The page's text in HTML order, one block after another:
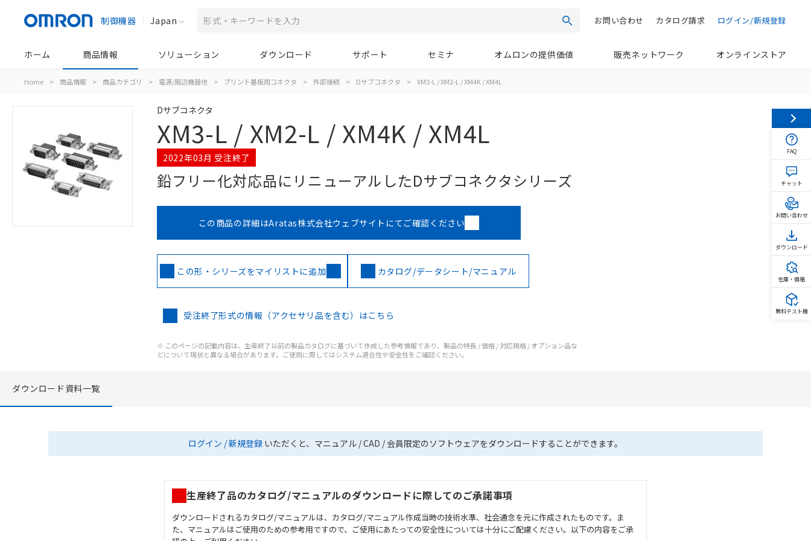
制御機器 Japan 検索 ログイン/新規登録
カタログ請求
お問い合わせ
ホーム 商品情報 ソリューション ダウンロード サポート セミナ オムロンの提供価値 販売ネットワーク オンラインストア
Home > 商品情報 > 商品カテゴリ > 電源/周辺機器他 > プリント基板用コネクタ > 外部接続 > Dサブコネクタ > XM3-L / XM2-L / XM4K / XM4L
Dサブコネクタ
XM3-L / XM2-L / XM4K / XM4L
2022年03月 受注終了
鉛フリー化対応品にリニューアルしたDサブコネクタシリーズ
この商品の詳細はAratas株式会社ウェブサイトにてご確認ください
この形・シリーズをマイリストに追加 カタログ/データシート/マニュアル
受注終了形式の情報（アクセサリ品を含む）はこちら
※ このページの記載内容は、生産終了以前の製品カタログに基づいて作成した参考情報であり、製品の特長 / 価格 / 対応規格 / オプション品な
どについて現状と異なる場合があります。ご使用に際してはシステム適合性や安全性をご確認ください。
ダウンロード資料一覧
ログイン / 新規登録 いただくと、マニュアル / CAD / 会員限定のソフトウェアをダウンロードすることができます。
生産終了品のカタログ/マニュアルのダウンロードに際してのご承諾事項
ダウンロードされるカタログ/マニュアルは、カタログ/マニュアル作成当時の技術水準、社会通念を元に作成されたものです。ま
た、マニュアルはご使用のための参考用ですので、ご使用にあたっての安全性については十分にご配慮ください。以下の内容をご承
FAQ
チャット
お問い合わせ
ダウンロード
在庫・価格
無料テスト機